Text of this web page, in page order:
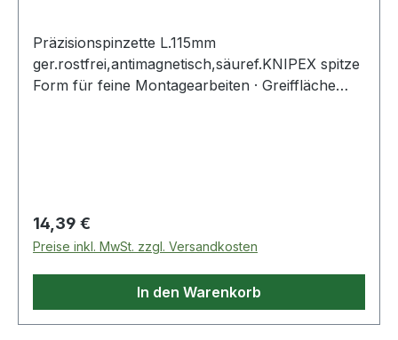
Präzisionspinzette L.115mm
ger.rostfrei,antimagnetisch,säuref.KNIPEX spitze
Form für feine Montagearbeiten · Greiffläche
Regulärer Preis:
14,39 €
Preise inkl. MwSt. zzgl. Versandkosten
In den Warenkorb